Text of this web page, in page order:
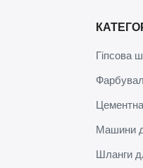
Гіпсова
Машини
Шланги